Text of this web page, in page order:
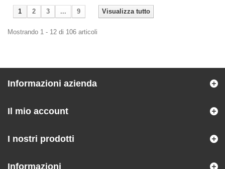
Visualizza tutto
1 2 3 ... 9
Mostrando 1 - 12 di 106 articoli
Informazioni azienda
Il mio account
I nostri prodotti
Informazioni